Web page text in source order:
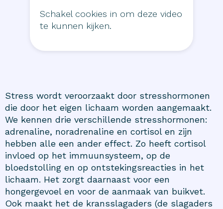
Schakel cookies in om deze video
te kunnen kijken.
Stress wordt veroorzaakt door stresshormonen
die door het eigen lichaam worden aangemaakt.
We kennen drie verschillende stresshormonen:
adrenaline, noradrenaline en cortisol en zijn
hebben alle een ander effect. Zo heeft cortisol
invloed op het immuunsysteem, op de
bloedstolling en op ontstekingsreacties in het
lichaam. Het zorgt daarnaast voor een
hongergevoel en voor de aanmaak van buikvet.
Ook maakt het de kransslagaders (de slagaders